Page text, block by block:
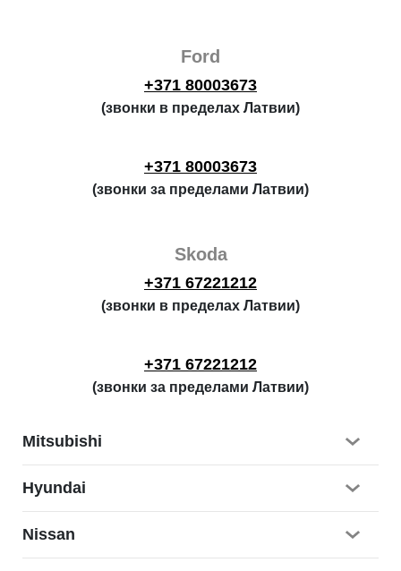
Ford
+371 80003673
(звонки в пределах Латвии)
+371 80003673
(звонки за пределами Латвии)
Skoda
+371 67221212
(звонки в пределах Латвии)
+371 67221212
(звонки за пределами Латвии)
Mitsubishi
Hyundai
Nissan